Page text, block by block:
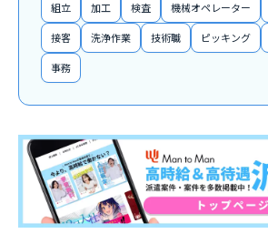
組立 加工 検査 機械オペレーター
接客 洗浄作業 技術職 ピッキング
事務